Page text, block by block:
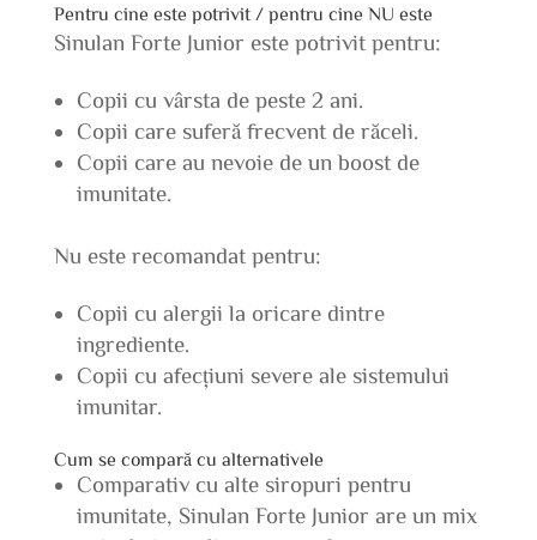
Pentru cine este potrivit / pentru cine NU este
Sinulan Forte Junior este potrivit pentru:
Copii cu vârsta de peste 2 ani.
Copii care suferă frecvent de răceli.
Copii care au nevoie de un boost de
imunitate.
Nu este recomandat pentru:
Copii cu alergii la oricare dintre
ingrediente.
Copii cu afecțiuni severe ale sistemului
imunitar.
Cum se compară cu alternativele
Comparativ cu alte siropuri pentru
imunitate, Sinulan Forte Junior are un mix